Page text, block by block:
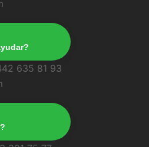
Tel. 442 635 81 93